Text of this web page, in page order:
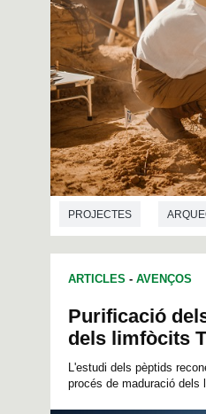
PROJECTES
ARTICLES - AVENÇOS
Purificació
dels limfòcits
L'estudi dels pèptids
procés de maduració dels